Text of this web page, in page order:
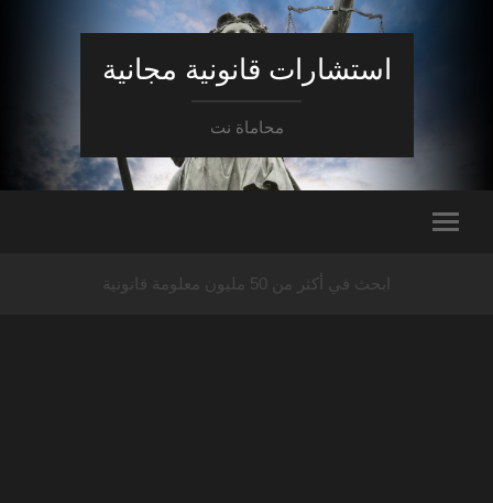
استشارات قانونية مجانية
محاماة نت
ابحث في أكثر من 50 مليون معلومة قانونية